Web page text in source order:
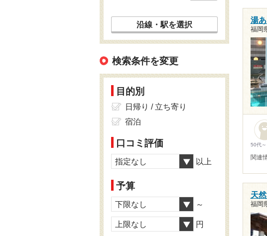
湯
福岡
50代
関連
天
福岡
沿線・駅を選択
検索条件を変更
目的別
日帰り / 立ち寄り
宿泊
口コミ評価
指定なし 以上
予算
下限なし ～
上限なし 円